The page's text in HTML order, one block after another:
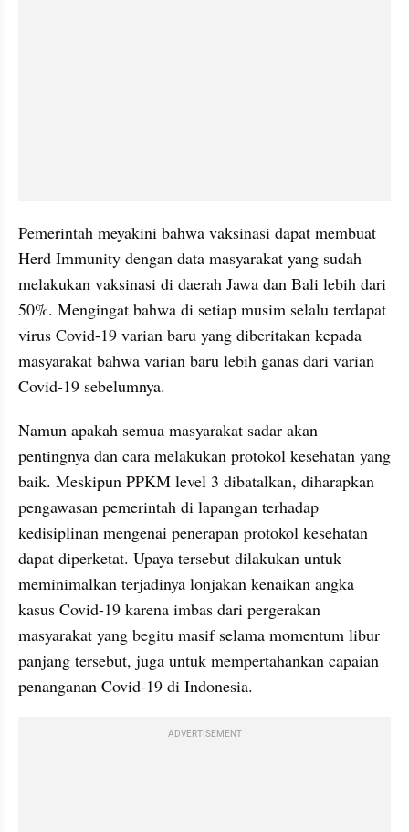
Pemerintah meyakini bahwa vaksinasi dapat membuat
Herd Immunity dengan data masyarakat yang sudah
melakukan vaksinasi di daerah Jawa dan Bali lebih dari
50%. Mengingat bahwa di setiap musim selalu terdapat
virus Covid-19 varian baru yang diberitakan kepada
masyarakat bahwa varian baru lebih ganas dari varian
Covid-19 sebelumnya.
Namun apakah semua masyarakat sadar akan
pentingnya dan cara melakukan protokol kesehatan yang
baik. Meskipun PPKM level 3 dibatalkan, diharapkan
pengawasan pemerintah di lapangan terhadap
kedisiplinan mengenai penerapan protokol kesehatan
dapat diperketat. Upaya tersebut dilakukan untuk
meminimalkan terjadinya lonjakan kenaikan angka
kasus Covid-19 karena imbas dari pergerakan
masyarakat yang begitu masif selama momentum libur
panjang tersebut, juga untuk mempertahankan capaian
penanganan Covid-19 di Indonesia.
ADVERTISEMENT